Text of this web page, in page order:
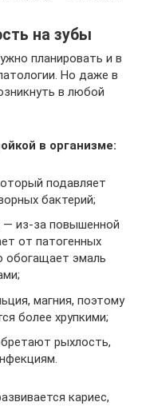
на зубы
планировать и в
Но даже в
в любой
в организме:
подавляет
бактерий;
— из-за повышенной
от патогенных
обогащает эмаль
магния, поэтому
более хрупкими;
рыхлость,
кариес,